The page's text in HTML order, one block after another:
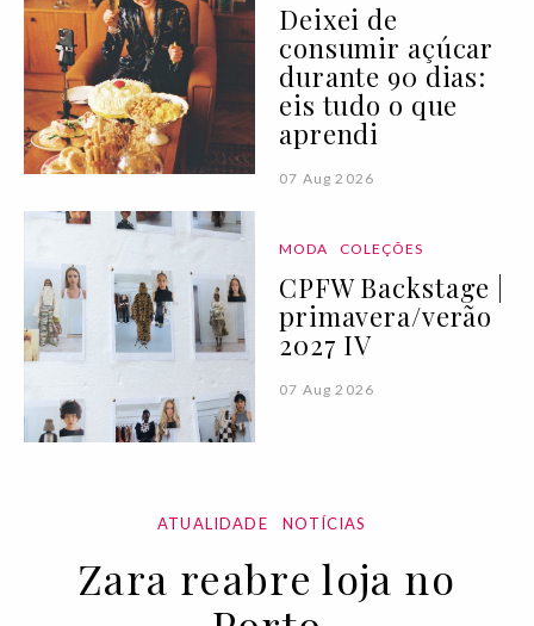
Deixei de
consumir açúcar
durante 90 dias:
eis tudo o que
aprendi
07 Aug 2026
MODA COLEÇÕES
CPFW Backstage |
primavera/verão
2027 IV
07 Aug 2026
ATUALIDADE NOTÍCIAS
Zara reabre loja no